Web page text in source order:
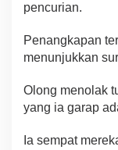
pencurian.
Penangkapan
menunjukkan
Olong menolak
yang ia garap
Ia sempat